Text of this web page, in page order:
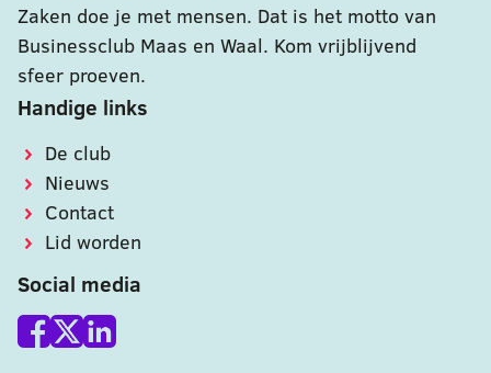
Zaken doe je met mensen. Dat is het motto van
Businessclub Maas en Waal. Kom vrijblijvend
sfeer proeven.
Handige links
De club
Nieuws
Contact
Lid worden
Social media